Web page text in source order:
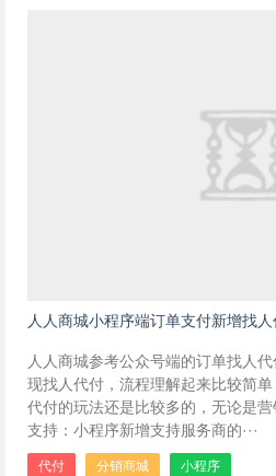
人人商城小程序端订单支付新增找
人人商城参考公众号端的订单找人
现找人代付，流程理解起来比较简单
代付的玩法还是比较多的，无论是营
支持：小程序新增支持服务商的···
代付 分销商城 小程序